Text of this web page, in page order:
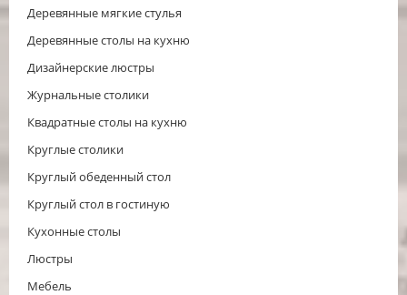
Деревянные мягкие стулья
Деревянные столы на кухню
Дизайнерские люстры
Журнальные столики
Квадратные столы на кухню
Круглые столики
Круглый обеденный стол
Круглый стол в гостиную
Кухонные столы
Люстры
Мебель